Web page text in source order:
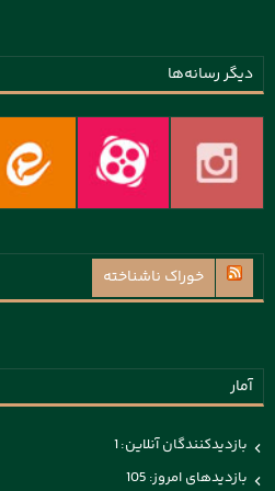
دیگر رسانه‌ها
خوراک ناشناخته
آمار
بازدیدکنندگان آنلاین:1
بازدیدهای امروز: 105